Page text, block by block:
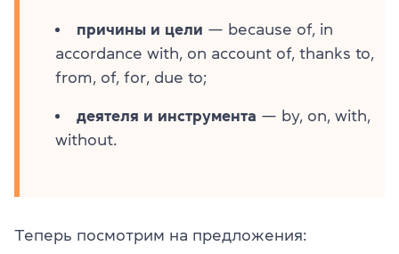
причины и цели — because of, in
accordance with, on account of, thanks to,
from, of, for, due to;
деятеля и инструмента — by, on, with,
without.
Теперь посмотрим на предложения: